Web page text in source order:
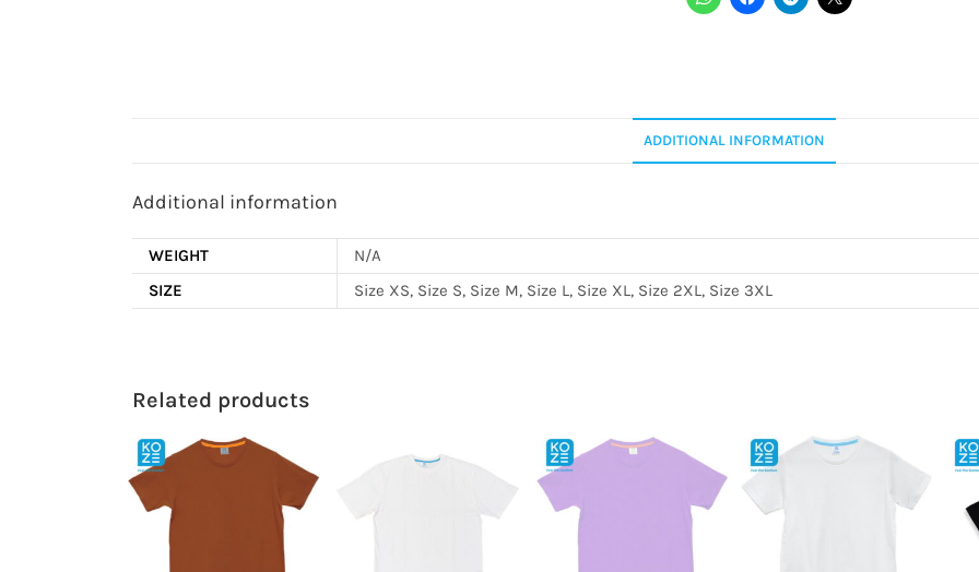
ADDITIONAL INFORMATION
Additional information
WEIGHT
N/A
SIZE
Size XS, Size S, Size M, Size L, Size XL, Size 2XL, Size 3XL
Related products